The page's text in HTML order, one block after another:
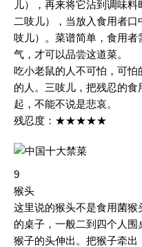
儿），再来将它沾到调味料
二吱儿），当放入食用者口
吱儿）。菜谱简单，食用者
气，才可以品尝这道菜。
吃小老鼠的人不可怕，可
的人。三吱儿，把残忍的
起，不能不说是悲哀。
残忍度：★★★★★
9
猴头
这里说的猴头不是食用菌
的桌子，一般二到四个人
猴子的头伸出。把猴子牵